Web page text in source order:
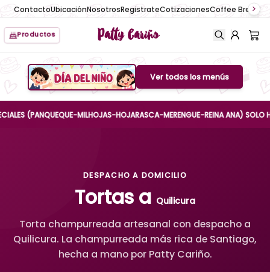
ContactoUbicaciónNosotrosRegistrateCotizacionesCoffee Break
Productos Patty Cariño
Boton de menu
Ver todos los menús
(PANQUEQUE-MILHOJAS-HOJARASCA-MERENGUE-REINA ANA) SOLO HASTA
DESPACHO A DOMICILIO
Tortas a Quilicura
Torta champurreada artesanal con despacho a
Quilicura. La champurreada más rica de Santiago,
hecha a mano por Patty Cariño.